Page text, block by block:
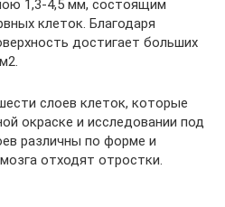
1,3-4,5 мм, состоящим
клеток. Благодаря
достигает больших
слоев клеток, которые
окраске и исследовании под
различны по форме и
отходят отростки.